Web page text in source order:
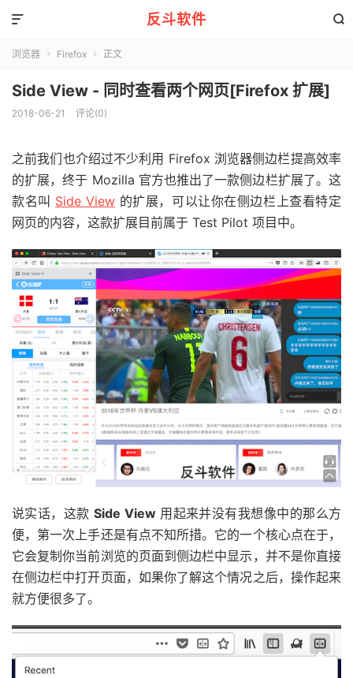
反斗软件 

浏览器  Firefox  正文
Side View - 同时查看两个网页[Firefox 扩展]
2018-06-21 评论(0)
之前我们也介绍过不少利用 Firefox 浏览器侧边栏提高效率
的扩展，终于 Mozilla 官方也推出了一款侧边栏扩展了。这
款名叫 Side View的扩展，可以让你在侧边栏上查看特定
网页的内容，这款扩展目前属于 Test Pilot 项目中。
说实话，这款Side View用起来并没有我想像中的那么方
便，第一次上手还是有点不知所措。它的一个核心点在于，
它会复制你当前浏览的页面到侧边栏中显示，并不是你直接
在侧边栏中打开页面，如果你了解这个情况之后，操作起来
就方便很多了。